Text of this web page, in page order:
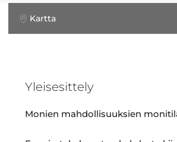
Kartta
Yleisesittely
Monien mahdollisuuksien